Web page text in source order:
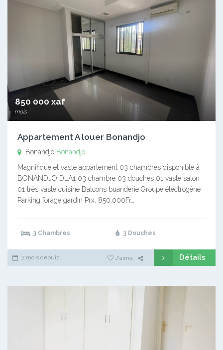
850 000 xaf
mois
Appartement A louer Bonandjo
Bonandjo Bonandjo
Magnifique et vaste appartement 03 chambres disponible à
BONANDJO DLA1 03 chambre 03 douches 01 vaste salon
01 très vaste cuisine Balcons buanderie Groupe électrogène
Parking forage gardin Prx: 850.000Fr…
3 Chambres 3 Douches
7 mois depuis J'aime Détails